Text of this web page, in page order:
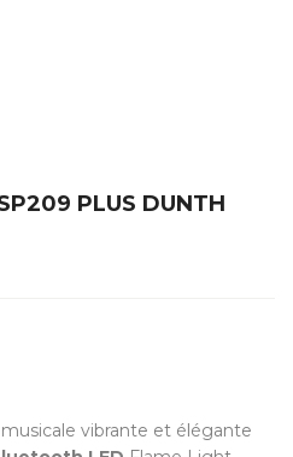
PLUS DUNTH
vibrante et élégante